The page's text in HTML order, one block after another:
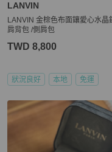
LANVIN
LANVIN 金棕色布面鑲愛心水晶
肩背包 /側肩包
TWD 8,800
狀況良好 本地 免運